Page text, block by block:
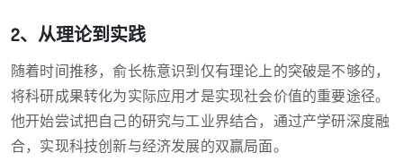
2、从理论到实践
随着时间推移，俞长栋意识到仅有理论上的突破是不够的，
将科研成果转化为实际应用才是实现社会价值的重要途径。
他开始尝试把自己的研究与工业界结合，通过产学研深度融
合，实现科技创新与经济发展的双赢局面。